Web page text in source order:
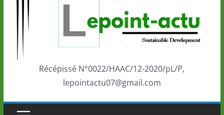
marque de confiance au Togo sur
la scène internationale au-delà des
performances de ses athlètes
Togo: Que retenir de la politique
éducation et de l’ambition de
Récépissé N°0022/HAAC/12-2020/pL/P,
lepointactu07@gmail.com